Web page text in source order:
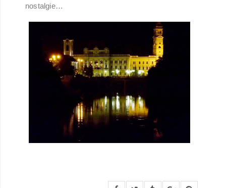
nostalgie…